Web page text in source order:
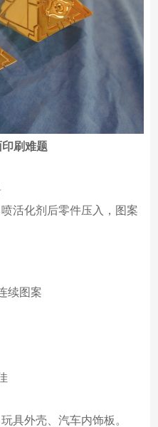
刷难题
活化剂后零件压入，图案
续图案
具外壳、汽车内饰板。